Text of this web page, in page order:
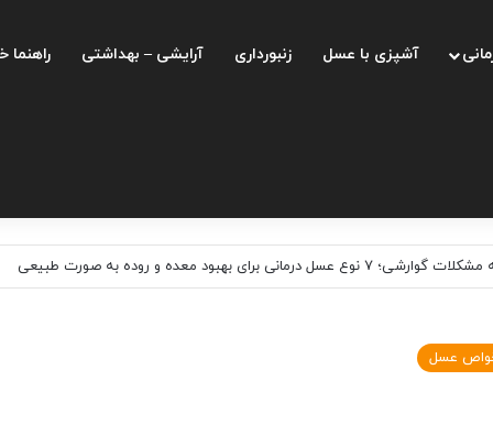
آشپزی با عسل زنبورداری آرایشی – بهداشتی راهنما
نوشیدنی سم زدا و انرژی بخش است و چه فواید و مضراتی دارد
عسل